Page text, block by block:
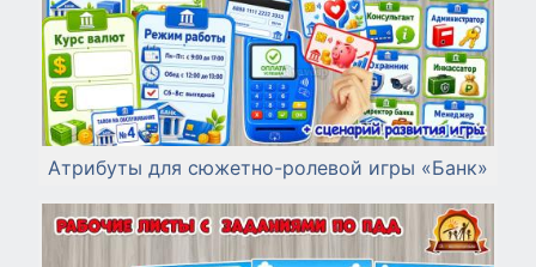
Атрибуты для сюжетно-ролевой игры «Банк»